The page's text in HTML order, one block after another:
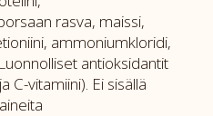
rasva, maissi,
ammoniumkloridi,
antioksidantit
C-vitamiini). Ei sisällä